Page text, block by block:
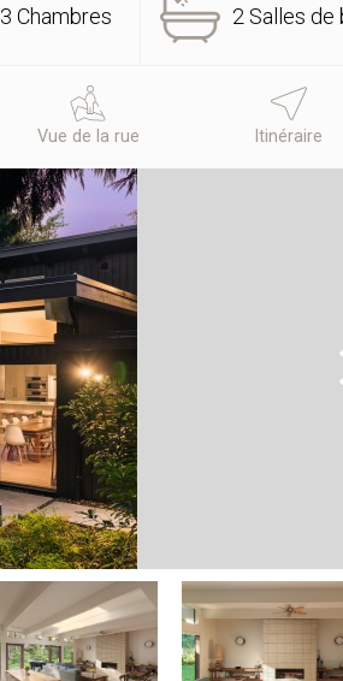
3 Chambres 2 Salles de
Vue de la rue Itinéraire